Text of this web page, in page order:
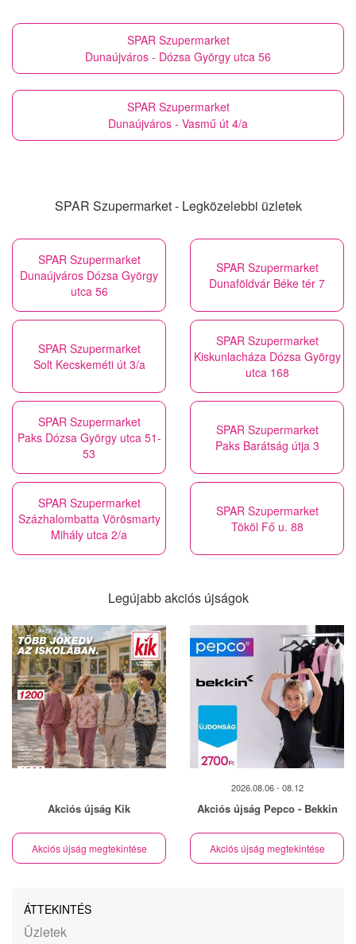
SPAR Szupermarket
Dunaújváros - Dózsa György utca 56
SPAR Szupermarket
Dunaújváros - Vasmű út 4/a
SPAR Szupermarket - Legközelebbi üzletek
SPAR Szupermarket
Dunaújváros Dózsa György
utca 56
SPAR Szupermarket
Dunaföldvár Béke tér 7
SPAR Szupermarket
Solt Kecskeméti út 3/a
SPAR Szupermarket
Kiskunlacháza Dózsa György
utca 168
SPAR Szupermarket
Paks Dózsa György utca 51-
53
SPAR Szupermarket
Paks Barátság útja 3
SPAR Szupermarket
Százhalombatta Vörösmarty
Mihály utca 2/a
SPAR Szupermarket
Tököl Fő u. 88
Legújabb akciós újságok
Akciós újság Kik
Akciós újság megtekintése
2026.08.06 - 08.12
Akciós újság Pepco - Bekkin
Akciós újság megtekintése
ÁTTEKINTÉS
Üzletek